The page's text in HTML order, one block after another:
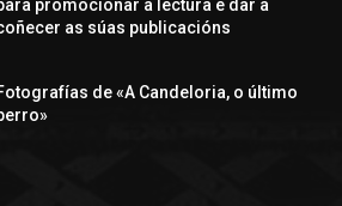
promocionar a lectura e dar a
as súas publicacións
de «A Candeloria, o último